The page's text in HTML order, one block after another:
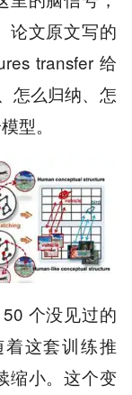
论文原文写的
transfer 给
怎么归纳、怎
型。
个没见过的
这套训练推
缩小。这个变